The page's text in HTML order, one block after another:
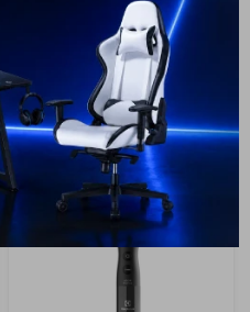
Licuadora Electrolux 1.5 Lts
500W Efficient con
Tecnologia TruFlow™
USD 65 USD
ENVÍO A TODO EL PAÍS